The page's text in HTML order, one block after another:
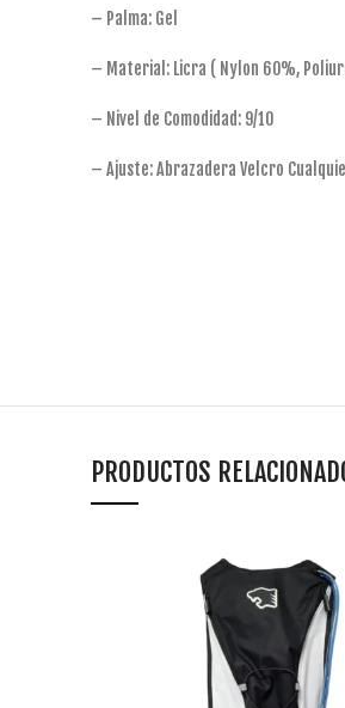
– Palma: Gel
– Material: Licra ( Nylon 60%,
– Nivel de Comodidad: 9/10
– Ajuste: Abrazadera Velcro
PRODUCTOS